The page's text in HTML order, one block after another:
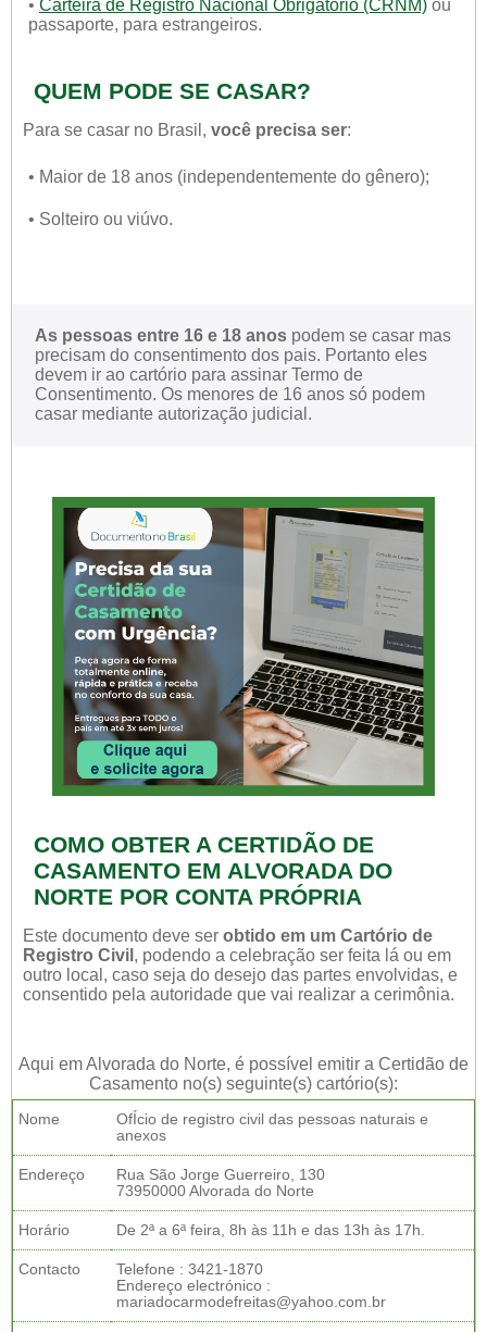
• Carteira de Registro Nacional Obrigatório (CRNM) ou
passaporte, para estrangeiros.
QUEM PODE SE CASAR?
Para se casar no Brasil, você precisa ser:
• Maior de 18 anos (independentemente do gênero);
• Solteiro ou viúvo.
As pessoas entre 16 e 18 anos podem se casar mas
precisam do consentimento dos pais. Portanto eles
devem ir ao cartório para assinar Termo de
Consentimento. Os menores de 16 anos só podem
casar mediante autorização judicial.
COMO OBTER A CERTIDÃO DE
CASAMENTO EM ALVORADA DO
NORTE POR CONTA PRÓPRIA
Este documento deve ser obtido em um Cartório de
Registro Civil , podendo a celebração ser feita lá ou em
outro local, caso seja do desejo das partes envolvidas, e
consentido pela autoridade que vai realizar a cerimônia.
Aqui em Alvorada do Norte, é possível emitir a Certidão de
Casamento no(s) seguinte(s) cartório(s):
Nome
OfÍcio de registro civil das pessoas naturais e
anexos
Endereço
Rua São Jorge Guerreiro, 130
73950000 Alvorada do Norte
Horário De 2ª a 6ª feira, 8h às 11h e das 13h às 17h.
Contacto
Telefone : 3421-1870
Endereço electrónico :
mariadocarmodefreitas@yahoo.com.br